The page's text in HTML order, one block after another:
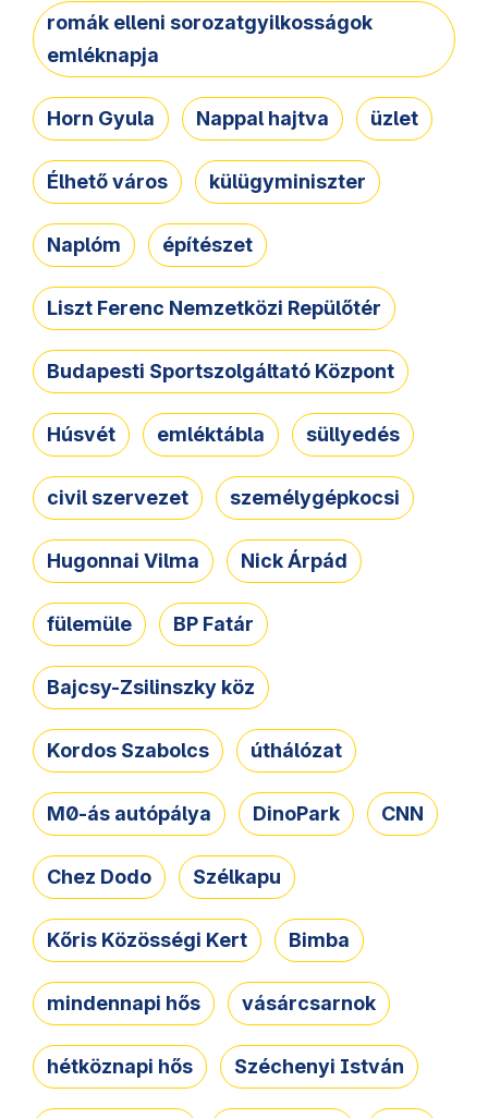
romák elleni sorozatgyilkosságok
emléknapja
Horn Gyula Nappal hajtva üzlet
Élhető város külügyminiszter
Naplóm építészet
Liszt Ferenc Nemzetközi Repülőtér
Budapesti Sportszolgáltató Központ
Húsvét emléktábla süllyedés
civil szervezet személygépkocsi
Hugonnai Vilma Nick Árpád
fülemüle BP Fatár
Bajcsy-Zsilinszky köz
Kordos Szabolcs úthálózat
M0-ás autópálya DinoPark CNN
Chez Dodo Szélkapu
Kőris Közösségi Kert Bimba
mindennapi hős vásárcsarnok
hétköznapi hős Széchenyi István